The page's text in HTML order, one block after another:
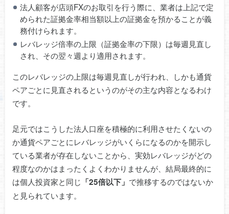
法人顧客が店頭FXのお取引を行う際に、業者は上記で定
められた証拠金率相当額以上の証拠金を預かることが義
務付けられます。
レバレッジ倍率の上限（証拠金率の下限）は毎週見直し
され、その翌々週より適用されます。
このレバレッジの上限は毎週見直しが行われ、しかも通貨
ペアごとに見直されるというのがその主な内容となるわけ
です。
足元ではこうした法人口座を積極的に利用させたくないの
か通貨ペアごとにレバレッジがいくらになるのかを開示し
ている業者が存在しないことから、実効レバレッジがどの
程度なのかはまったくよくわかりませんが、結局最終的に
は個人投資家と同じ 「25倍以下」 で推移するのではないか
と見られています。